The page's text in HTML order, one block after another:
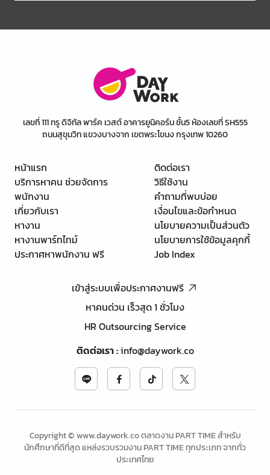
เลขที่ 111 ทรู ดิจิทัล พาร์ค เวสต์ อาคารยูนิคอร์น ชั้น5 ห้องเลขที่ SH555
ถนนสุขุมวิท แขวงบางจาก เขตพระโขนง กรุงเทพ 10260
หน้าแรก
บริการหาคน ช่วยจัดการ
พนักงาน
เกี่ยวกับเรา
หางาน
หางานพาร์ทไทม์
ประกาศหาพนักงาน ฟรี
ติดต่อเรา
วิธีใช้งาน
คำถามที่พบบ่อย
เงื่อนไขและข้อกำหนด
นโยบายความเป็นส่วนตัว
นโยบายการใช้ข้อมูลคุกกี้
Job Index
เข้าสู่ระบบเพื่อประกาศงานฟรี
หาคนด่วน เร็วสุด 1 ชั่วโมง
HR Outsourcing Service
ติดต่อเรา:info@daywork.co
Copyright © www.daywork.co ตลาดงาน PART TIME สำหรับ
นักศึกษาที่ดีที่สุด แหล่งรวบรวมงาน PART TIME ทุกประเภท จากทั่ว
ประเทศไทย